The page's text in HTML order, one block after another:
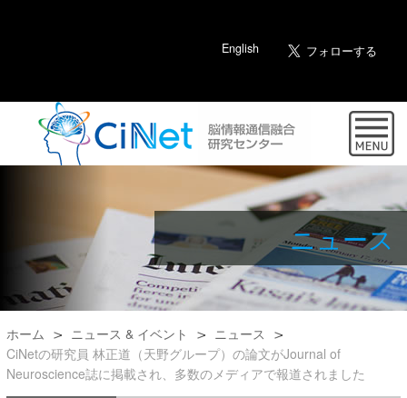
English
ニュース
ホーム ニュース & イベント
ニュース
CiNetの研究員 林正道（天野グループ）の論文がJournal of
Neuroscience誌に掲載され、多数のメディアで報道されました